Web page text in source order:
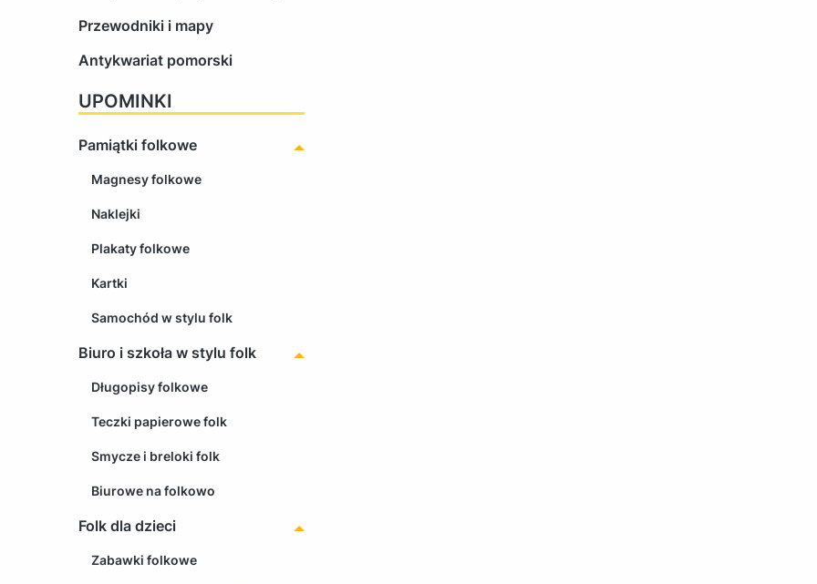
Przewodniki i mapy
Antykwariat pomorski
UPOMINKI
Pamiątki folkowe
Magnesy folkowe
Naklejki
Plakaty folkowe
Kartki
Samochód w stylu folk
Biuro i szkoła w stylu folk
Długopisy folkowe
Teczki papierowe folk
Smycze i breloki folk
Biurowe na folkowo
Folk dla dzieci
Zabawki folkowe